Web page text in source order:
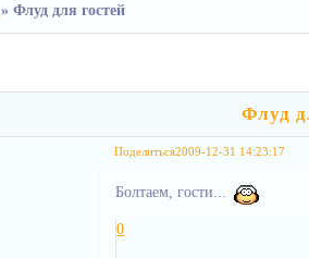
»Флуд для гостей
Флуд
Поделиться2009-12-31 14:23:17
Болтаем, гости...
0